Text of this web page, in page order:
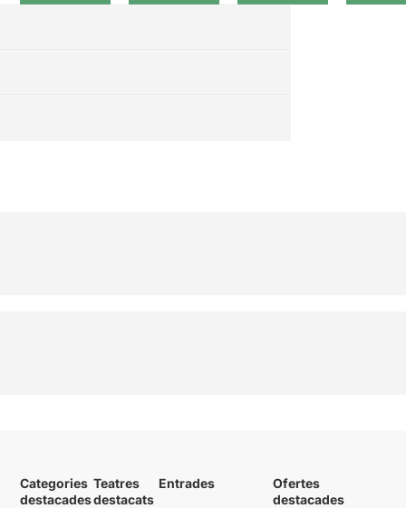
Categories
destacades
Teatres
destacats
Entrades
Ofertes
destacades